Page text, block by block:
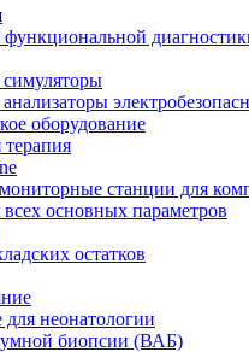
оборудование
станции для
основных параметров
остатков
неонатологии
биопсии (ВАБ)